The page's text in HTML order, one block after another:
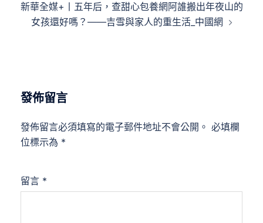
新華全媒+丨五年后，查甜心包養網阿誰搬出年夜山的
女孩還好嗎？——吉雪與家人的重生活_中國網
發佈留言
發佈留言必須填寫的電子郵件地址不會公開。 必填欄
位標示為 *
留言 *